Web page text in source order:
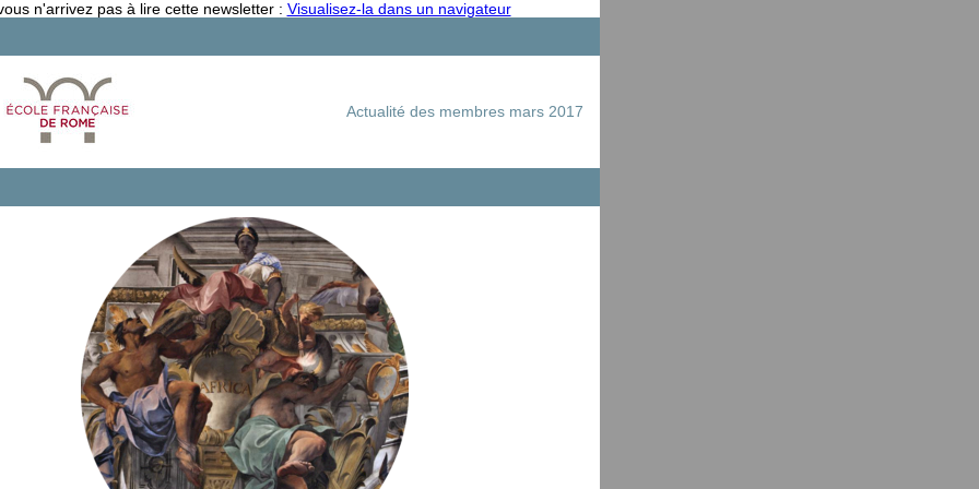
n'arrivez pas à lire cette newsletter : Visualisez-la dans un navigateur
Actualité des membres mars 2017